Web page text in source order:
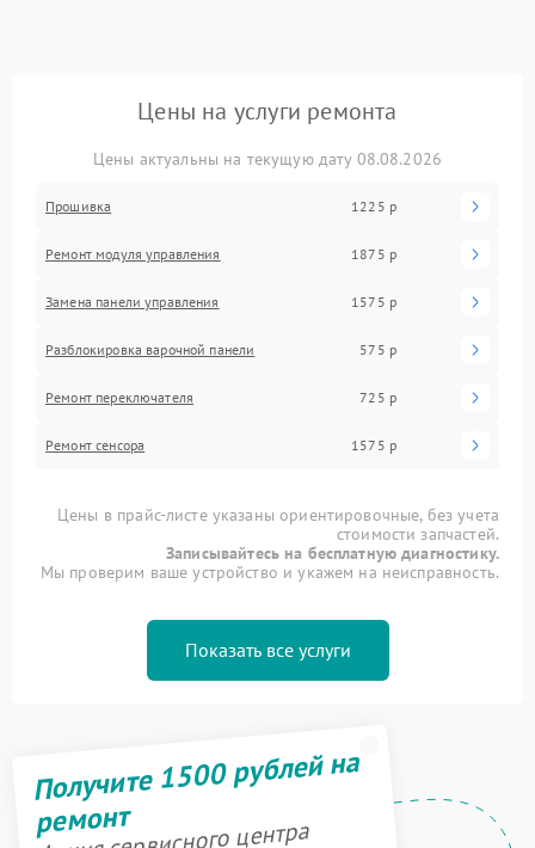
Цены на услуги ремонта
Цены актуальны на текущую дату 08.08.2026
Прошивка 1225 р
Ремонт модуля управления 1875 р
Замена панели управления 1575 р
Разблокировка варочной панели 575 р
Ремонт переключателя 725 р
Ремонт сенсора 1575 р
Цены в прайс-листе указаны ориентировочные, без учета
стоимости запчастей.
Записывайтесь на бесплатную диагностику.
Мы проверим ваше устройство и укажем на неисправность.
Показать все услуги
Получите 1500 рублей на
ремонт